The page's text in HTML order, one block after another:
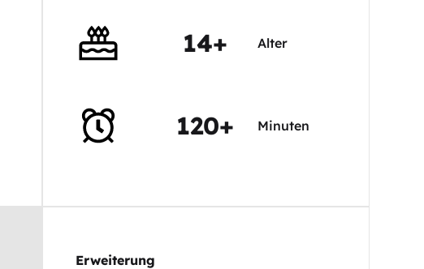
14+ Alter
120+ Minuten
Erweiterung